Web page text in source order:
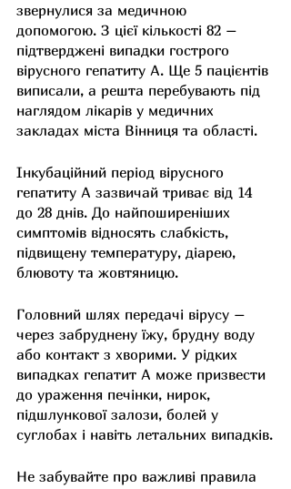
звернулися за медичною
допомогою. З цієї кількості 82 –
підтверджені випадки гострого
вірусного гепатиту A. Ще 5 пацієнтів
виписали, а решта перебувають під
наглядом лікарів у медичних
закладах міста Вінниця та області.
Інкубаційний період вірусного
гепатиту А зазвичай триває від 14
до 28 днів. До найпоширеніших
симптомів відносять слабкість,
підвищену температуру, діарею,
блювоту та жовтяницю.
Головний шлях передачі вірусу –
через забруднену їжу, брудну воду
або контакт з хворими. У рідких
випадках гепатит A може призвести
до ураження печінки, нирок,
підшлункової залози, болей у
суглобах і навіть летальних випадків.
Не забувайте про важливі правила